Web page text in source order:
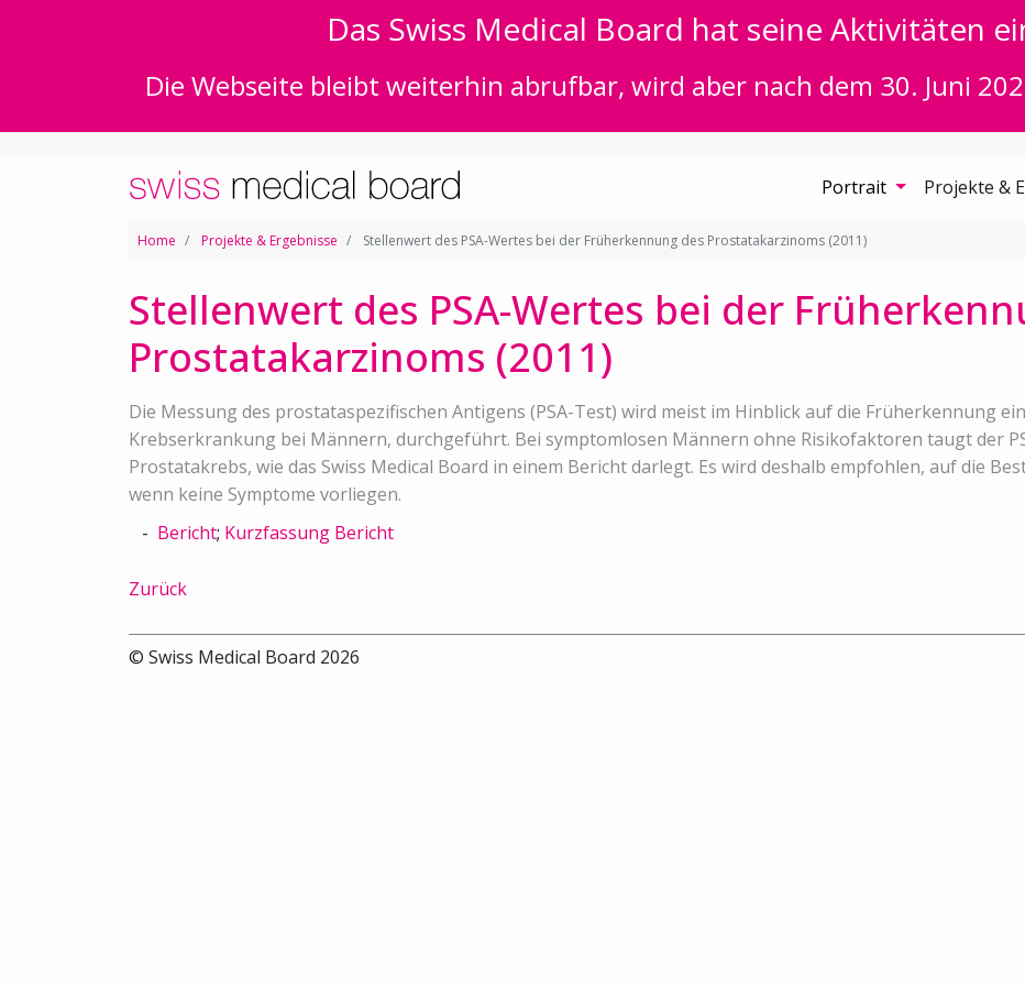
Das Swiss Medical Board hat seine Aktivitäten
Die Webseite bleibt weiterhin abrufbar, wird aber nach dem 30. Juni
Portrait Projekte &
Home Projekte & Ergebnisse Stellenwert des PSA-Wertes bei der Früherkennung des Prostatakarzinoms (2011)
Stellenwert des PSA-Wertes bei der
Prostatakarzinoms (2011)
Die Messung des prostataspezifischen Antigens (PSA-Test) wird meist im Hinblick auf die Früherkennung
Krebserkrankung bei Männern, durchgeführt. Bei symptomlosen Männern ohne Risikofaktoren taugt der
Prostatakrebs, wie das Swiss Medical Board in einem Bericht darlegt. Es wird deshalb empfohlen, auf die
wenn keine Symptome vorliegen.
Bericht; Kurzfassung Bericht
Zurück
© Swiss Medical Board 2026